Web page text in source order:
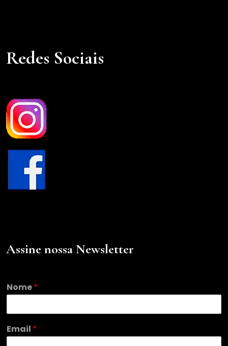
Redes Sociais
Assine nossa Newsletter
E
m
i
N
Nome*
Email *